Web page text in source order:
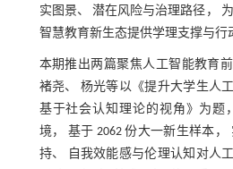
实图景、 潜在风险与治理路径，
智慧教育新生态提供学理支撑与行
本期推出两篇聚焦人工智能教育
褚尧、 杨光等以《提升大学生人
基于社会认知理论的视角》为题
境， 基于 2062 份大一新生样本
持、 自我效能感与伦理认知对人